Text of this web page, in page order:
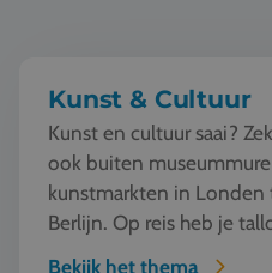
Kunst & Cultuur
Kunst en cultuur saai?
ook buiten
kunstmarkten in
Berlijn. Op reis heb je
te beleven en...
Bekijk het thema